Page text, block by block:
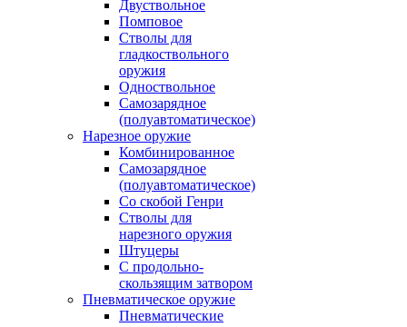
Двуствольное
Помповое
Стволы для
гладкоствольного
оружия
Одноствольное
Самозарядное
(полуавтоматическое)
Нарезное оружие
Комбинированное
Самозарядное
(полуавтоматическое)
Со скобой Генри
Стволы для
нарезного оружия
Штуцеры
С продольно-
скользящим затвором
Пневматическое оружие
Пневматические